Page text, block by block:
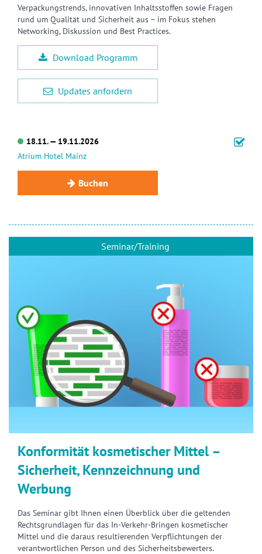
Verpackungstrends, innovativen Inhaltsstoffen sowie Fragen
rund um Qualität und Sicherheit aus – im Fokus stehen
Networking, Diskussion und Best Practices.
Download Programm
Updates anfordern
18.11. — 19.11.2026
Atrium Hotel Mainz
Buchen
Seminar/Training
Konformität kosmetischer Mittel –
Sicherheit, Kennzeichnung und
Werbung
Das Seminar gibt Ihnen einen Überblick über die geltenden
Rechtsgrundlagen für das In-Verkehr-Bringen kosmetischer
Mittel und die daraus resultierenden Verpflichtungen der
verantwortlichen Person und des Sicherheitsbewerters.